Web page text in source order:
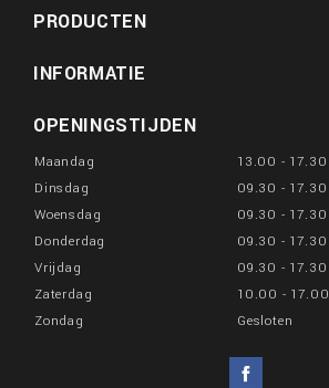
PRODUCTEN
INFORMATIE
OPENINGSTIJDEN
Maandag
13.00 - 17.30
Dinsdag
09.30 - 17.30
Woensdag
09.30 - 17.30
Donderdag
09.30 - 17.30
Vrijdag
09.30 - 17.30
Zaterdag
10.00 - 17.00
Zondag
Gesloten